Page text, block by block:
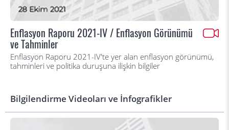
Enflasyon Raporu 2021-IV / Enflasyon Görünümü
ve Tahminler
Enflasyon Raporu 2021-IV'te yer alan enflasyon görünümü,
tahminleri ve politika duruşuna ilişkin bilgiler
Bilgilendirme Videoları ve İnfografikler